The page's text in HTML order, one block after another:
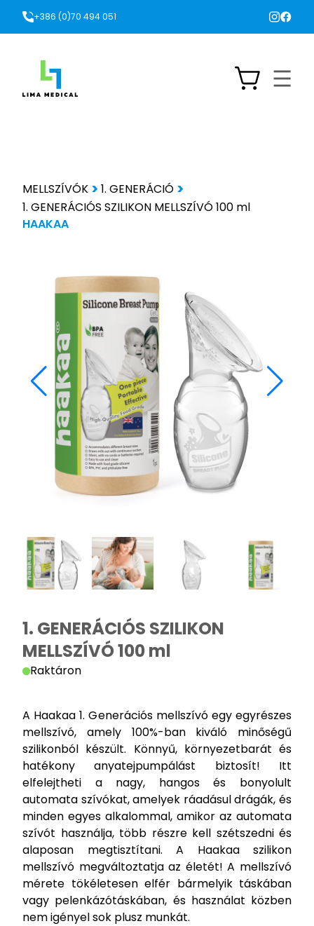
+386 (0)70 494 051
MELLSZÍVÓK
1. GENERÁCIÓ
1. GENERÁCIÓS SZILIKON MELLSZÍVÓ 100 ml
HAAKAA
1. GENERÁCIÓS SZILIKON
MELLSZÍVÓ 100 ml
Raktáron
A Haakaa 1. Generációs mellszívó egy egyrészes
mellszívó, amely 100%-ban kiváló minőségű
szilikonból készült. Könnyű, környezetbarát és
hatékony anyatejpumpálást biztosít! Itt
elfelejtheti a nagy, hangos és bonyolult
automata szívókat, amelyek ráadásul drágák, és
minden egyes alkalommal, amikor az automata
szívót használja, több részre kell szétszedni és
alaposan megtisztítani. A Haakaa szilikon
mellszívó megváltoztatja az életét! A mellszívó
mérete tökéletesen elfér bármelyik táskában
vagy pelenkázótáskában, és használat közben
nem igényel sok plusz munkát.